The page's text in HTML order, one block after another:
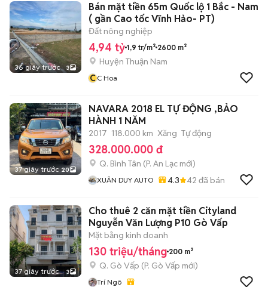
36 giây trước 3
Bán mặt tiền 65m Quốc lộ 1 Bắc - Nam
( gần Cao tốc Vĩnh Hảo- PT)
Đất nông nghiệp
4,94 tỷ 1,9 tr/m² 2600 m²
Huyện Thuận Nam
CC Hoa
37 giây trước 20
NAVARA 2018 EL TỰ ĐỘNG ,BẢO
HÀNH 1 NĂM
2017 118.000 km Xăng Tự động
328.000.000 đ
Q. Bình Tân (P. An Lạc mới)
XUÂN DUY AUTO 4.3 42 đã bán
37 giây trước 3
Cho thuê 2 căn mặt tiền Cityland
Nguyễn Văn Lượng P10 Gò Vấp
Mặt bằng kinh doanh
130 triệu/tháng 200 m²
Q. Gò Vấp (P. Gò Vấp mới)
Trí Ngô